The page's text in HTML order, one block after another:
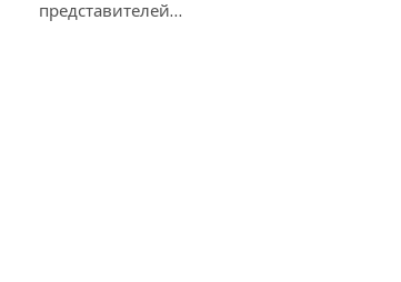
представителей…